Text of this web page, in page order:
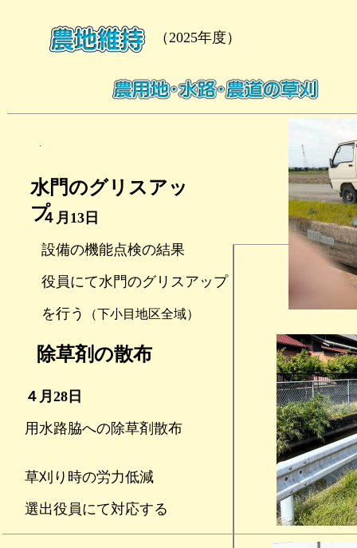
（2025年度）
４月13日
設備の機能点検の結果
役員にて水門のグリスアップ
を行う
（下小目地区全域）
除草剤の散布
４月28日
用水路脇への除草剤散布
草刈り時の労力低減
選出役員にて対応する
水門のグリスアッ
プ